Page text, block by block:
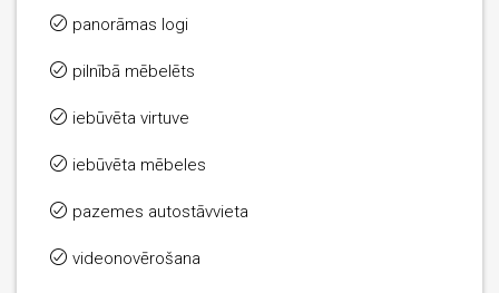
panorāmas logi
pilnībā mēbelēts
iebūvēta virtuve
iebūvēta mēbeles
pazemes autostāvvieta
videonovērošana